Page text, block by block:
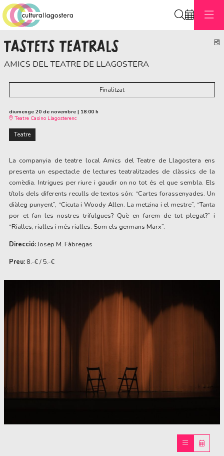
TASTETS TEATRALS
AMICS DEL TEATRE DE LLAGOSTERA
Finalitzat
diumenge 20 de novembre | 18:00 h
Teatre Casino Llagosterenc
Teatre
La companyia de teatre local Amics del Teatre de Llagostera ens
presenta un espectacle de lectures teatralitzades de clàssics de la
comèdia. Intrigues per riure i gaudir on no tot és el que sembla. Els
títols dels diferents reculls de textos són: “Cartes forassenyades. Un
diàleg punyent”, “Cicuta i Woody Allen. La metzina i el mestre”, “Tanta
por et fan les nostres trifulgues? Què en farem de tot plegat?” i
“Rialles, rialles i més rialles. Som els germans Marx”.
Direcció:Josep M. Fàbregas
Preu:8.-€ / 5.-€